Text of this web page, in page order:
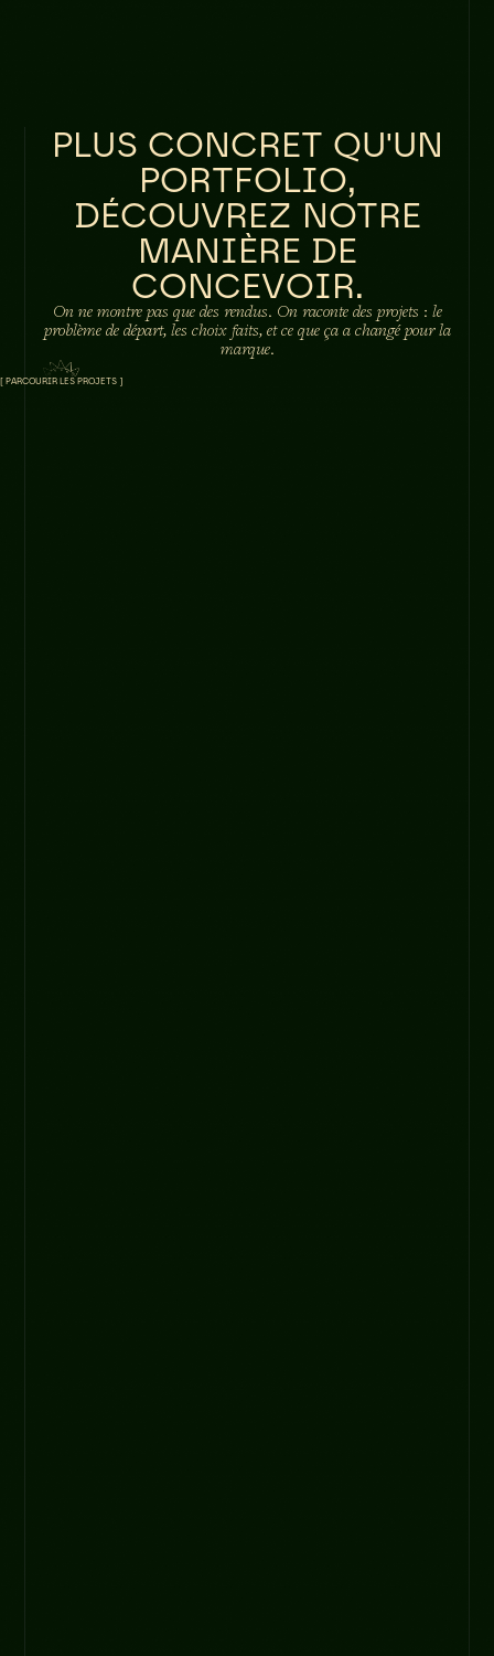
PLUS CONCRET QU'UN
PORTFOLIO,
DÉCOUVREZ NOTRE
MANIÈRE DE
CONCEVOIR.
On ne montre pas que des rendus. On raconte des projets : le
problème de départ, les choix faits, et ce que ça a changé pour la
marque.
[ PARCOURIR LES PROJETS ]